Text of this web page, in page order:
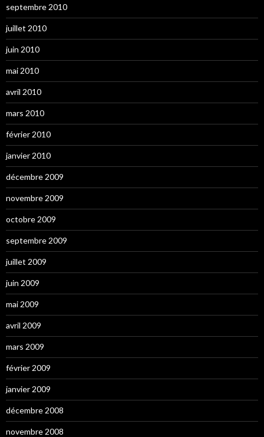
septembre 2010
juillet 2010
juin 2010
mai 2010
avril 2010
mars 2010
février 2010
janvier 2010
décembre 2009
novembre 2009
octobre 2009
septembre 2009
juillet 2009
juin 2009
mai 2009
avril 2009
mars 2009
février 2009
janvier 2009
décembre 2008
novembre 2008